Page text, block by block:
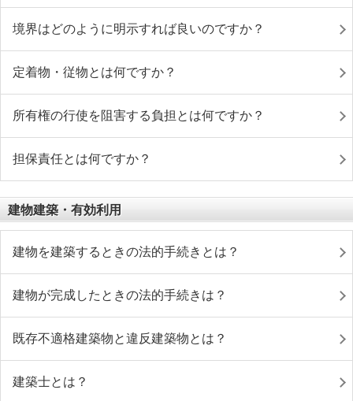
境界はどのように明示すれば良いのですか？
定着物・従物とは何ですか？
所有権の行使を阻害する負担とは何ですか？
担保責任とは何ですか？
建物建築・有効利用
建物を建築するときの法的手続きとは？
建物が完成したときの法的手続きは？
既存不適格建築物と違反建築物とは？
建築士とは？